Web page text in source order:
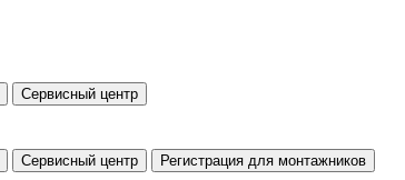
Сервисный центр
Сервисный центр Регистрация для монтажников